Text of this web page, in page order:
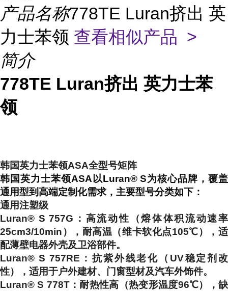
产品名称778TE Luran挤出 英
力士苯领 查看相似产品 >
简介
778TE Luran挤出 英力士苯
领
韩国英力士苯领ASA全型号矩阵
韩国英力士苯领ASA以Luran® S为核心品牌，覆盖
通用型到高端定制化需求，主要型号分类如下：
通用注塑级
Luran® S 757G ：高流动性（熔体体积流动速率
25cm3/10min），耐高温（维卡软化点105℃），适
配薄壁电器外壳及卫浴部件。
Luran® S 757RE ：抗紫外线老化（UV稳定剂改
性），适用于户外建材、门窗型材及汽车外饰件。
Luran® S 778T：耐热性高（热变形温度96℃），缺